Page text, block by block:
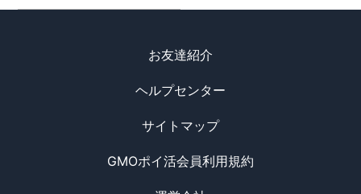
お友達紹介
ヘルプセンター
サイトマップ
GMOポイ活会員利用規約